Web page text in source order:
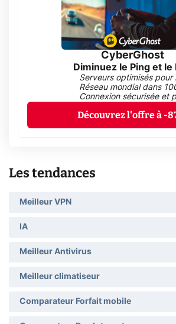
CyberGhost
Diminuez le Ping et le
Serveurs optimisés pour
Réseau mondial dans
Connexion sécurisée et
Découvrez l'offre à -
Les tendances
Meilleur VPN
IA
Meilleur Antivirus
Meilleur climatiseur
Comparateur Forfait mobile